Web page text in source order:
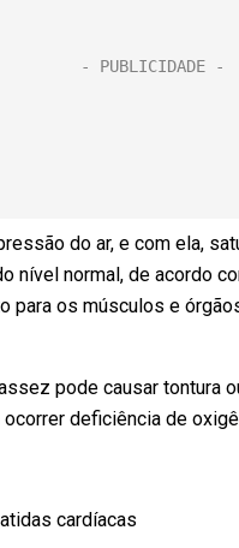
do ar, e com ela,
nível normal, de acordo
para os músculos e
pode causar tontura
deficiência de
cardíacas